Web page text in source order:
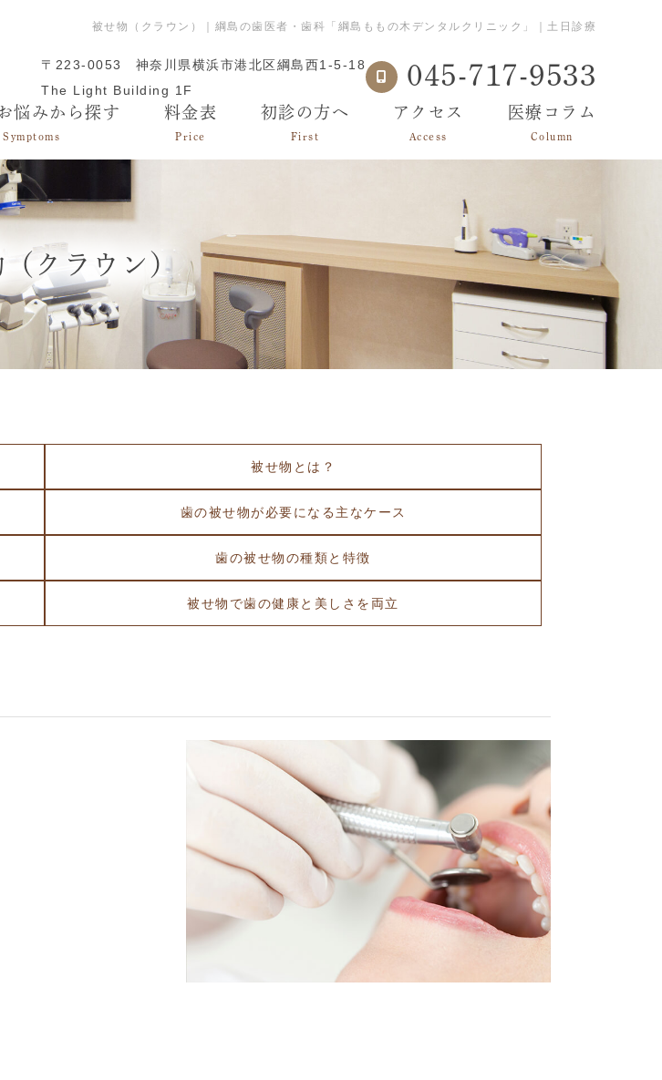
被せ物（クラウン）｜綱島の歯医者・歯科「綱島ももの木デンタルクリニック」｜土日診療
〒223-0053
神奈川県横浜市港北区綱島西1-5-18
The Light Building 1F
045-717-9533
悩みから探す
Symptoms
料金表
Price
初診の方へ
First
アクセス
Access
医療コラム
Column
クラウン）
被せ物とは？
歯の被せ物が必要になる主なケース
歯の被せ物の種類と特徴
被せ物で歯の健康と美しさを両立